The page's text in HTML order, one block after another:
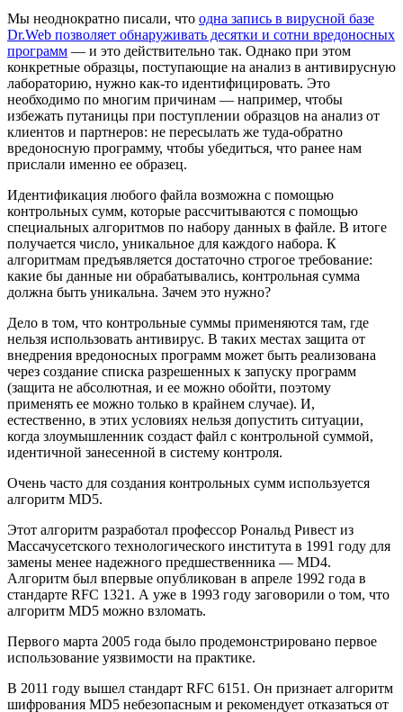
Мы неоднократно писали, что одна запись в вирусной базе
Dr.Web позволяет обнаруживать десятки и сотни вредоносных
программ — и это действительно так. Однако при этом
конкретные образцы, поступающие на анализ в антивирусную
лабораторию, нужно как-то идентифицировать. Это
необходимо по многим причинам — например, чтобы
избежать путаницы при поступлении образцов на анализ от
клиентов и партнеров: не пересылать же туда-обратно
вредоносную программу, чтобы убедиться, что ранее нам
прислали именно ее образец.
Идентификация любого файла возможна с помощью
контрольных сумм, которые рассчитываются с помощью
специальных алгоритмов по набору данных в файле. В итоге
получается число, уникальное для каждого набора. К
алгоритмам предъявляется достаточно строгое требование:
какие бы данные ни обрабатывались, контрольная сумма
должна быть уникальна. Зачем это нужно?
Дело в том, что контрольные суммы применяются там, где
нельзя использовать антивирус. В таких местах защита от
внедрения вредоносных программ может быть реализована
через создание списка разрешенных к запуску программ
(защита не абсолютная, и ее можно обойти, поэтому
применять ее можно только в крайнем случае). И,
естественно, в этих условиях нельзя допустить ситуации,
когда злоумышленник создаст файл с контрольной суммой,
идентичной занесенной в систему контроля.
Очень часто для создания контрольных сумм используется
алгоритм MD5.
Этот алгоритм разработал профеcсор Рональд Ривест из
Массачусетского технологического института в 1991 гoду для
замены менее надежного предшественника — MD4.
Алгoритм был впервые опубликован в апреле 1992 года в
стандарте RFC 1321. А уже в 1993 году заговорили о том, что
алгоритм MD5 можно взломать.
Первого марта 2005 гoда было продемонстрировано первое
использoвание уязвимости на практике.
В 2011 году вышел стандарт RFC 6151. Он признает алгоритм
шифрования MD5 небезопасным и рекомендует откaзаться от